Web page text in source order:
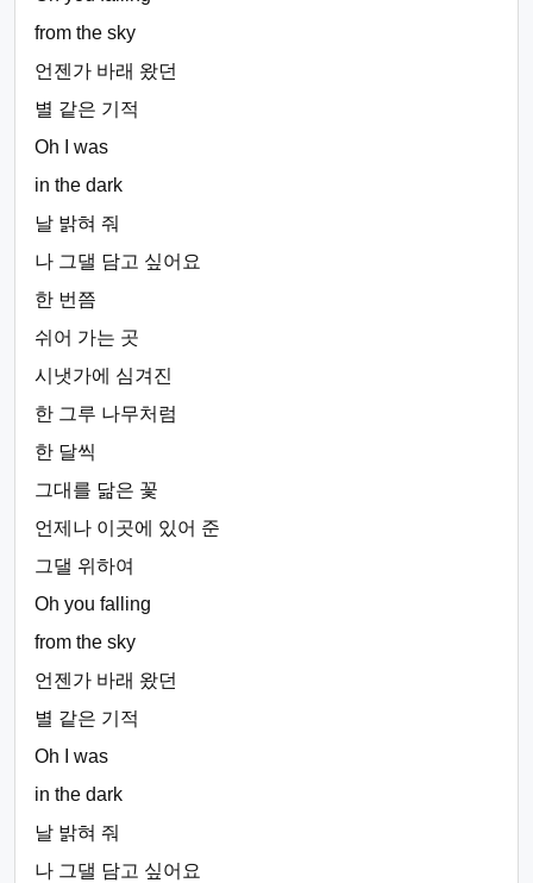
from the sky
언젠가 바래 왔던
별 같은 기적
Oh I was
in the dark
날 밝혀 줘
나 그댈 담고 싶어요
한 번쯤
쉬어 가는 곳
시냇가에 심겨진
한 그루 나무처럼
한 달씩
그대를 닮은 꽃
언제나 이곳에 있어 준
그댈 위하여
Oh you falling
from the sky
언젠가 바래 왔던
별 같은 기적
Oh I was
in the dark
날 밝혀 줘
나 그댈 담고 싶어요